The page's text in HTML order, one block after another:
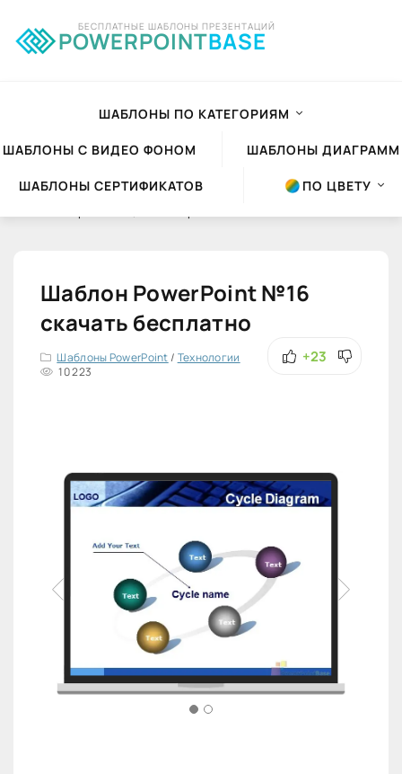
POWERPOINTBASE
БЕСПЛАТНЫЕ ШАБЛОНЫ ПРЕЗЕНТАЦИЙ
ШАБЛОНЫ ПО КАТЕГОРИЯМ
ШАБЛОНЫ С ВИДЕО ФОНОМ ШАБЛОНЫ ДИАГРАММ
ШАБЛОНЫ СЕРТИФИКАТОВ ПО ЦВЕТУ
Шаблон PowerPoint №16
скачать бесплатно
+23
Шаблоны PowerPoint/ Технологии
10 223